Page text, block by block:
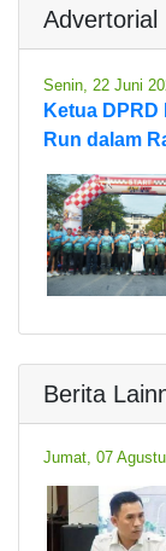
Advertorial
Senin, 22 Juni
Ketua
Run dalam
Berita
Jumat, 07